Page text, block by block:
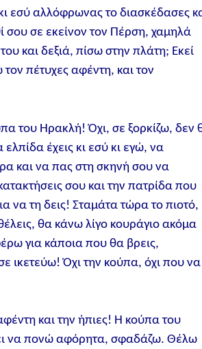
εσύ αλλόφρωνας το διασκέδασες
σου σε εκείνον τον Πέρση, χαμηλά
και δεξιά, πίσω στην πλάτη; Εκεί
τον πέτυχες αφέντη, και τον
του Ηρακλή! Όχι, σε ξορκίζω, δεν
έχεις κι εσύ κι εγώ, να
και να πας στη σκηνή σου να
κατακτήσεις σου και την πατρίδα που
να τη δεις! Σταμάτα τώρα το πιοτό,
θα κάνω λίγο κουράγιο ακόμα
για κάποια που θα βρεις,
ικετεύω! Όχι την κούπα, όχι που να
και την ήπιες! Η κούπα του
να πονώ αφόρητα, σφαδάζω. Θέλω